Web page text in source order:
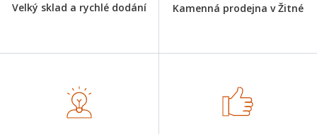
Velký sklad a rychlé dodání Kamenná prodejna v Žitné